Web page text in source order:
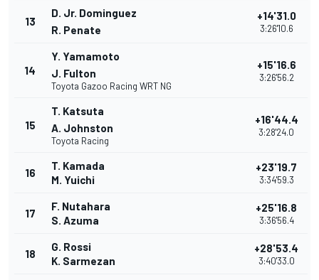
13
D. Jr. Dominguez
R. Penate
+14'31.0
3:26'10.6
14
Y. Yamamoto
J. Fulton
Toyota Gazoo Racing WRT NG
+15'16.6
3:26'56.2
15
T. Katsuta
A. Johnston
Toyota Racing
+16'44.4
3:28'24.0
16
T. Kamada
M. Yuichi
+23'19.7
3:34'59.3
17
F. Nutahara
S. Azuma
+25'16.8
3:36'56.4
18
G. Rossi
K. Sarmezan
+28'53.4
3:40'33.0